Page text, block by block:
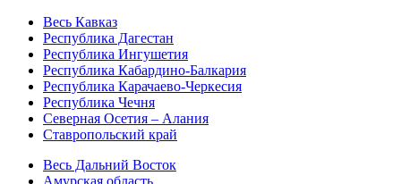
Весь Кавказ
Республика Дагестан
Республика Ингушетия
Республика Кабардино-Балкария
Республика Карачаево-Черкесия
Республика Чечня
Северная Осетия – Алания
Ставропольский край
Весь Дальний Восток
Амурская область